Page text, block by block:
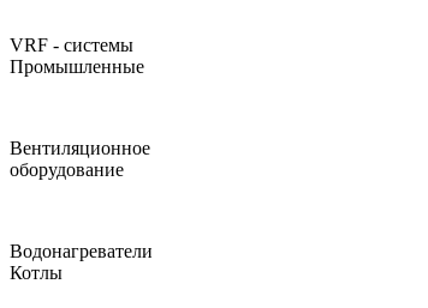
VRF - системы
Промышленные
Вентиляционное
оборудование
Водонагреватели
Котлы